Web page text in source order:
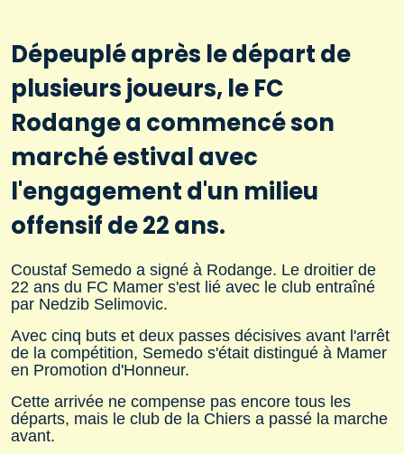
Dépeuplé après le départ de
plusieurs joueurs, le FC
Rodange a commencé son
marché estival avec
l'engagement d'un milieu
offensif de 22 ans.
Coustaf Semedo a signé à Rodange. Le droitier de
22 ans du FC Mamer s'est lié avec le club entraîné
par Nedzib Selimovic.
Avec cinq buts et deux passes décisives avant l'arrêt
de la compétition, Semedo s'était distingué à Mamer
en Promotion d'Honneur.
Cette arrivée ne compense pas encore tous les
départs, mais le club de la Chiers a passé la marche
avant.